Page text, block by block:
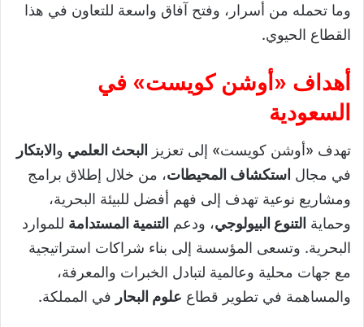
وما تحمله من أسرار، وفتح آفاق واسعة للتعاون في هذا
القطاع الحيوي.
أهداف «أوشن كويست» في
السعودية
تهدف «أوشن كويست» إلى تعزيز البحث العلمي و الابتكار
في مجال استكشاف المحيطات، من خلال إطلاق برامج
ومشاريع نوعية تهدف إلى فهم أفضل للبيئة البحرية،
وحماية التنوع البيولوجي، ودعم التنمية المستدامة للموارد
البحرية. وتسعى المؤسسة إلى بناء شراكات استراتيجية
مع جهات محلية وعالمية لتبادل الخبرات والمعرفة،
والمساهمة في تطوير قطاع علوم البحار في المملكة.